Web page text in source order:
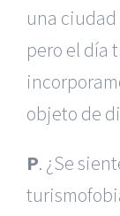
una ciudad
pero el día
objeto de
P. ¿Se